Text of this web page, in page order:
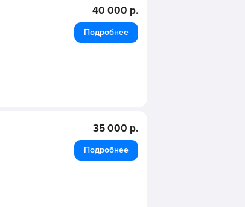
40 000 р.
Подробнее
35 000 р.
Подробнее